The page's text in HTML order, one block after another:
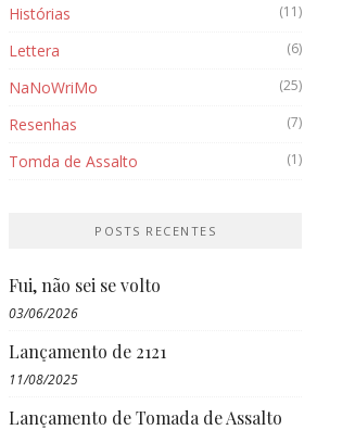
Histórias (11)
Lettera (6)
NaNoWriMo (25)
Resenhas (7)
Tomda de Assalto (1)
POSTS RECENTES
Fui, não sei se volto
03/06/2026
Lançamento de 2121
11/08/2025
Lançamento de Tomada de Assalto